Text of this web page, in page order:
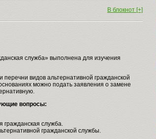
В блокнот [+]
служба» выполнена для изучения
видов альтернативной гражданской
можно подать заявления о замене
вопросы:
гражданская служба.
гражданской службы.